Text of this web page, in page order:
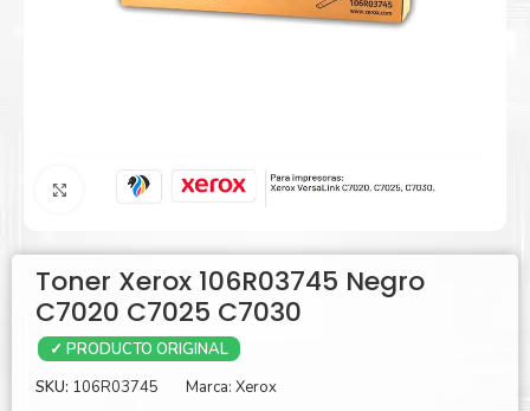
Agrandar
Toner Xerox 106R03745 Negro
C7020 C7025 C7030
✓ PRODUCTO ORIGINAL
SKU: 106R03745 Marca: Xerox